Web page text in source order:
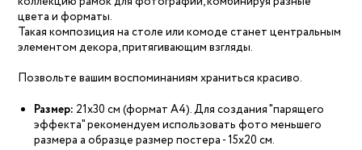
цвета и форматы.
Такая композиция на столе или комоде станет центральным
элементом декора, притягивающим взгляды.
Позвольте вашим воспоминаниям храниться красиво.
Размер: 21х30 см (формат А4). Для создания "парящего
эффекта" рекомендуем использовать фото меньшего
размера а образце размер постера - 15х20 см.